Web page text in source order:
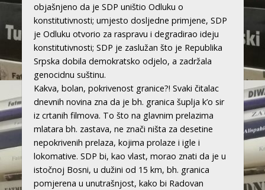
objašnjeno da je SDP uništio Odluku o
konstitutivnosti; umjesto dosljedne primjene, SDP
je Odluku otvorio za raspravu i degradirao ideju
konstitutivnosti; SDP je zaslužan što je Republika
Srpska dobila demokratsko odjelo, a zadržala
genocidnu suštinu.
Kakva, bolan, pokrivenost granice?! Svaki čitalac
dnevnih novina zna da je bh. granica šuplja k’o sir
iz crtanih filmova. To što na glavnim prelazima
mlatara bh. zastava, ne znači ništa za desetine
nepokrivenih prelaza, kojima prolaze i igle i
lokomative. SDP bi, kao vlast, morao znati da je u
istočnoj Bosni, u dužini od 15 km, bh. granica
pomjerena u unutrašnjost, kako bi Radovan